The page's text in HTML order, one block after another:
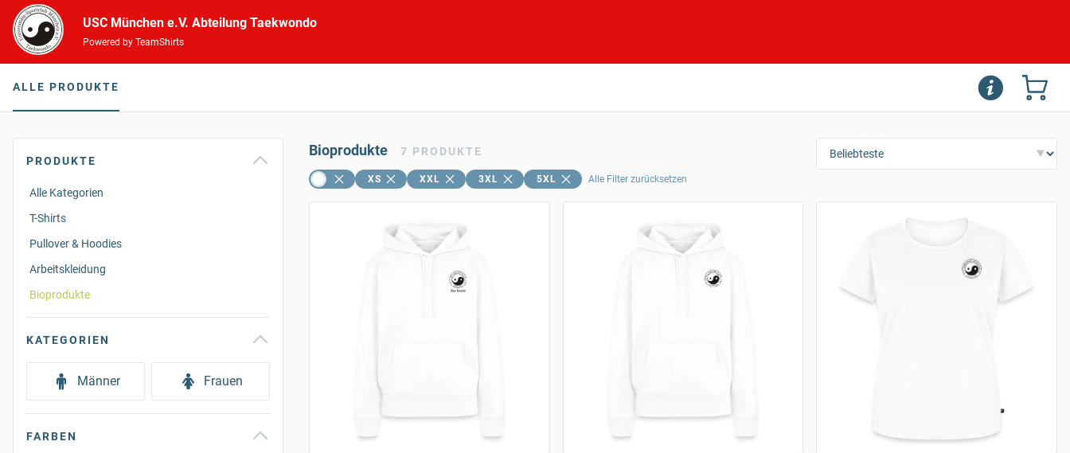
USC München e.V. Abteilung Taekwondo
Powered by TeamShirts
ALLE PRODUKTE
PRODUKTE
Alle Kategorien
T-Shirts
Pullover & Hoodies
Arbeitskleidung
Bioprodukte
KATEGORIEN
Männer Frauen
FARBEN
Bioprodukte 7 PRODUKTE
XS XXL 3XL 5XL Alle Filter zurücksetzen